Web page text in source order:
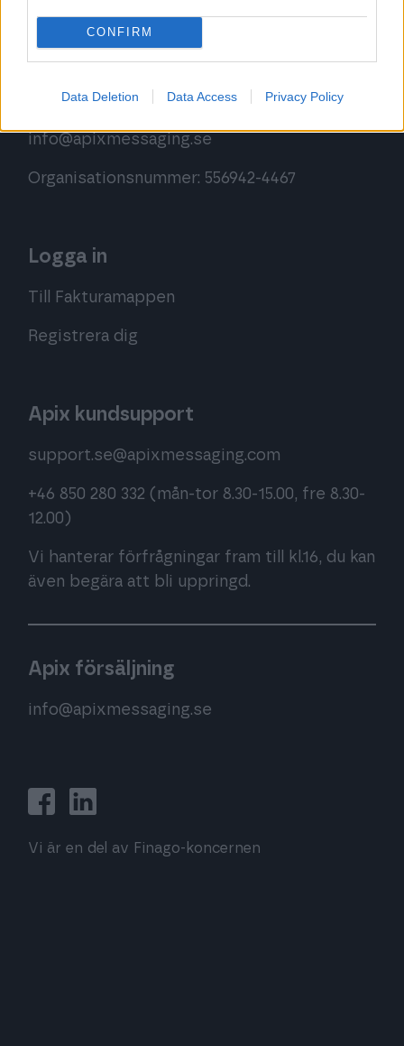
CONFIRM
Data Deletion Data Access Privacy Policy
Kontaktuppgifter
Finago AB
111 57 Stockholm
info@apixmessaging.se
Organisationsnummer: 556942-4467
Logga in
Till Fakturamappen
Registrera dig
Apix kundsupport
support.se@apixmessaging.com
+46 850 280 332 (mån-tor 8.30-15.00, fre 8.30-
12.00)
Vi hanterar förfrågningar fram till kl.16, du kan
även begära att bli uppringd.
Apix försäljning
info@apixmessaging.se
Vi är en del av Finago-koncernen